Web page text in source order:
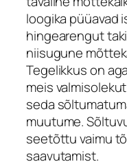
loogika püüavad
hingearengut
niisugune
Tegelikkus on
meis
seda
muutume.
seetõttu vaimu
saavutamist.